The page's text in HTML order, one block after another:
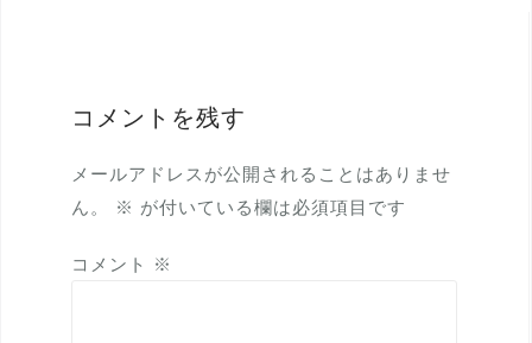
コメントを残す
メールアドレスが公開されることはありませ
ん。
※ が付いている欄は必須項目です
コメント ※